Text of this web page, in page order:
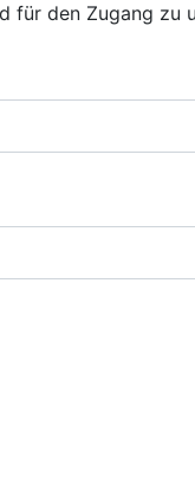
für den Zugang zu